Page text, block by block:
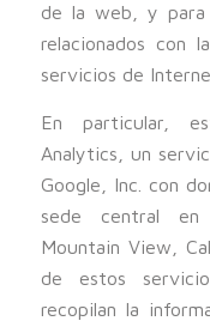
de la web, y para
relacionados con
servicios de
En particular,
Analytics, un
Google, Inc. con
sede central en
Mountain View,
de estos
recopilan la